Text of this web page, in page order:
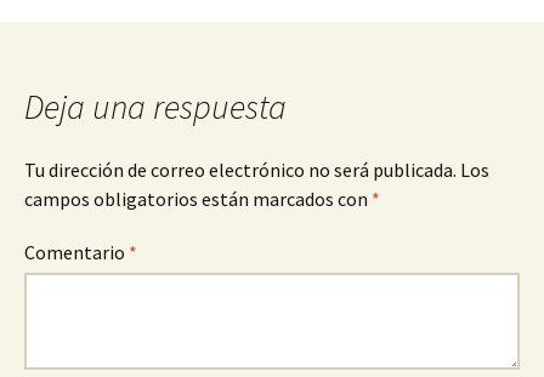
entradas
Deja una respuesta
Tu dirección de correo electrónico no será publicada. Los
campos obligatorios están marcados con *
Comentario *